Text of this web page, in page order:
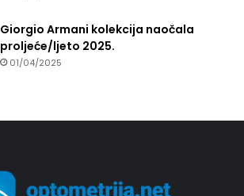
Giorgio Armani kolekcija naočala
proljeće/ljeto 2025.
01/04/2025